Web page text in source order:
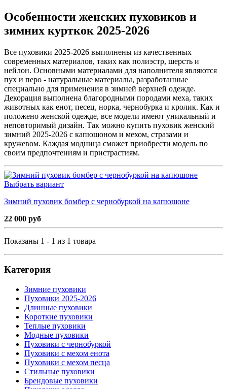
Особенности женских пуховиков и
зимних курткок 2025-2026
Все пуховики 2025-2026 выполнены из качественных
современных материалов, таких как полиэстр, шерсть и
нейлон. Основными материалами для наполнителя являются
пух и перо - натуральные материалы, разработанные
специально для применения в зимней верхней одежде.
Декорация выполнена благородными породами меха, таких
животных как енот, песец, норка, чернобурка и кролик. Как и
положено женской одежде, все модели имеют уникальный и
неповторимый дизайн. Так можно купить пуховик женский
зимний 2025-2026 с капюшоном и мехом, стразами и
кружевом. Каждая модница сможет приобрести модель по
своим предпочтениям и пристрастиям.
Выбрать вариант
Зимний пуховик бомбер с чернобуркой на капюшоне
22 000 руб
Показаны 1 - 1 из 1 товара
Категория
Зимние пуховики
Пуховики 2025-2026
Длинные пуховики
Короткие пуховики
Теплые пуховики
Модные пуховики
Пуховики с чернобуркой
Пуховики с мехом енота
Пуховики с мехом песца
Стильные пуховики
Брендовые пуховики